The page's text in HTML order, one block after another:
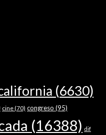
(6630)
cine(70) congreso (95)
(16388) dif